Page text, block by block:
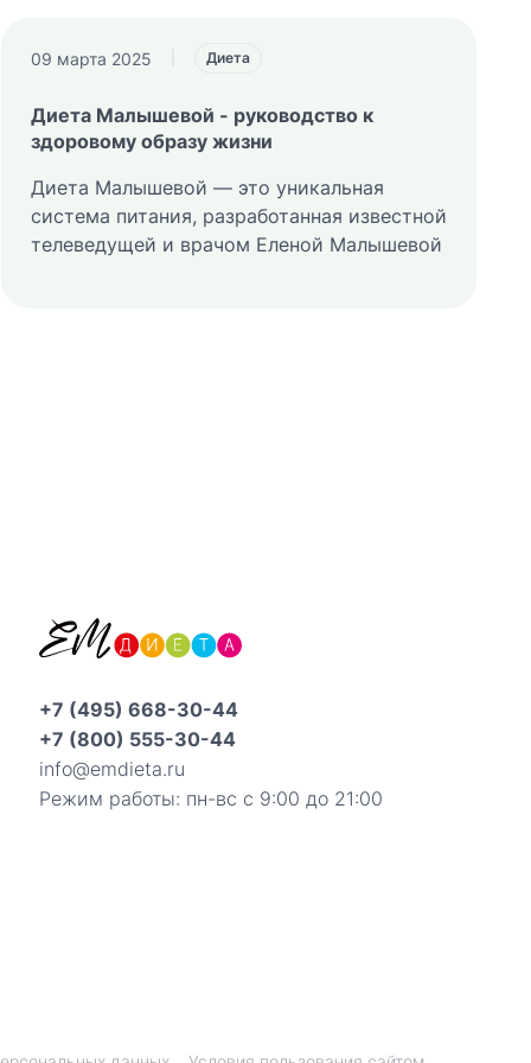
09 марта 2025 Диета
Диета Малышевой - руководство к
здоровому образу жизни
Диета Малышевой — это уникальная
система питания, разработанная известной
телеведущей и врачом Еленой Малышевой
+7 (495) 668-30-44
+7 (800) 555-30-44
info@emdieta.ru
Режим работы: пн-вс с 9:00 до 21:00